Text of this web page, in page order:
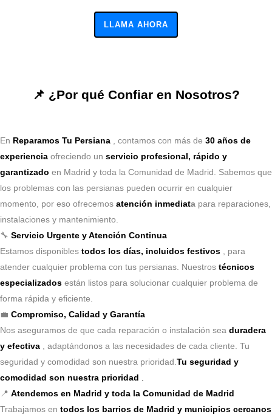
LLAMA AHORA
📌 ¿Por qué Confiar en Nosotros?
En Reparamos Tu Persiana , contamos con más de 30 años de
experiencia ofreciendo un servicio profesional, rápido y
garantizado en Madrid y toda la Comunidad de Madrid. Sabemos que
los problemas con las persianas pueden ocurrir en cualquier
momento, por eso ofrecemos atención inmediata para reparaciones,
instalaciones y mantenimiento.
🔧 Servicio Urgente y Atención Continua
Estamos disponibles todos los días, incluidos festivos , para
atender cualquier problema con tus persianas. Nuestros técnicos
especializados están listos para solucionar cualquier problema de
forma rápida y eficiente.
💼 Compromiso, Calidad y Garantía
Nos aseguramos de que cada reparación o instalación sea duradera
y efectiva , adaptándonos a las necesidades de cada cliente. Tu
seguridad y comodidad son nuestra prioridad.Tu seguridad y
comodidad son nuestra prioridad .
📍 Atendemos en Madrid y toda la Comunidad de Madrid
Trabajamos en todos los barrios de Madrid y municipios cercanos